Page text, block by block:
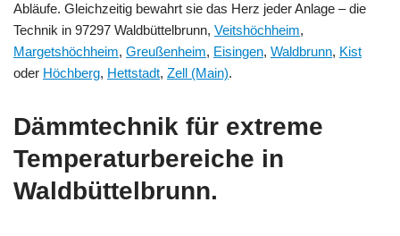
Abläufe. Gleichzeitig bewahrt sie das Herz jeder Anlage – die
Technik in 97297 Waldbüttelbrunn, Veitshöchheim,
Margetshöchheim, Greußenheim, Eisingen, Waldbrunn, Kist
oder Höchberg, Hettstadt, Zell (Main).
Dämmtechnik für extreme
Temperaturbereiche in
Waldbüttelbrunn.